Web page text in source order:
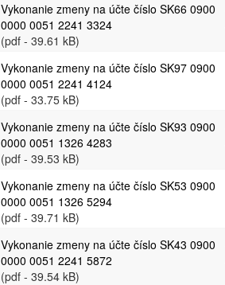
Vykonanie zmeny na účte číslo SK66 0900
0000 0051 2241 3324
(pdf - 39.61 kB)
Vykonanie zmeny na účte číslo SK97 0900
0000 0051 2241 4124
(pdf - 33.75 kB)
Vykonanie zmeny na účte číslo SK93 0900
0000 0051 1326 4283
(pdf - 39.53 kB)
Vykonanie zmeny na účte číslo SK53 0900
0000 0051 1326 5294
(pdf - 39.71 kB)
Vykonanie zmeny na účte číslo SK43 0900
0000 0051 2241 5872
(pdf - 39.54 kB)